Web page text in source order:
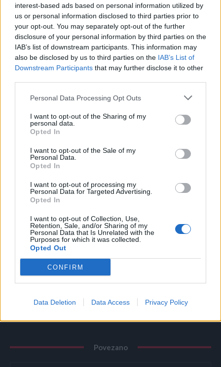
interest-based ads based on personal information utilized by
us or personal information disclosed to third parties prior to
your opt-out. You may separately opt-out of the further
disclosure of your personal information by third parties on the
IAB’s list of downstream participants. This information may
also be disclosed by us to third parties on the IAB’s List of
Downstream Participants that may further disclose it to other
Personal Data Processing Opt Outs
I want to opt-out of the Sharing of my
personal data.
Opted In
I want to opt-out of the Sale of my
Personal Data.
Opted In
I want to opt-out of processing my
Personal Data for Targeted Advertising.
Opted In
I want to opt-out of Collection, Use,
Retention, Sale, and/or Sharing of my
Personal Data that Is Unrelated with the
Purposes for which it was collected.
Opted Out
CONFIRM
Data Deletion Data Access Privacy Policy
Uz to je bila i porukica koja je glasila “Djeco, ovo je moja
ušteđevina za crne dane, ali pošto ste vi glupi i sigurno
niste otvarali kredenac, ili snajka nisi uopšte čistila moju
kuću do sad, ovo potrošite na sebe, pošto ste moju sahranu
već otplatili. Voli vas majka, svekrva, baka” Baba je kraljica…
Povezano